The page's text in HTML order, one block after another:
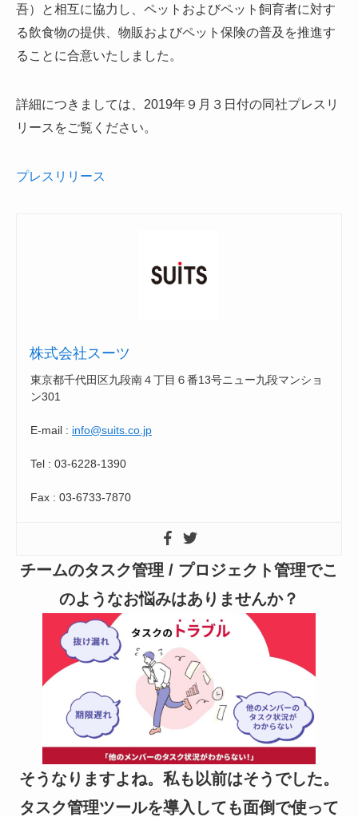
吾）と相互に協力し、ペットおよびペット飼育者に対す
る飲食物の提供、物販およびペット保険の普及を推進す
ることに合意いたしました。
詳細につきましては、2019年９月３日付の同社プレスリ
リースをご覧ください。
プレスリリース
株式会社スーツ
東京都千代田区九段南４丁目６番13号ニュー九段マンショ
ン301
E-mail : info@suits.co.jp
Tel : 03-6228-1390
Fax : 03-6733-7870
チームのタスク管理 / プロジェクト管理でこ
のようなお悩みはありませんか？
そうなりますよね。私も以前はそうでした。
タスク管理ツールを導入しても面倒で使って